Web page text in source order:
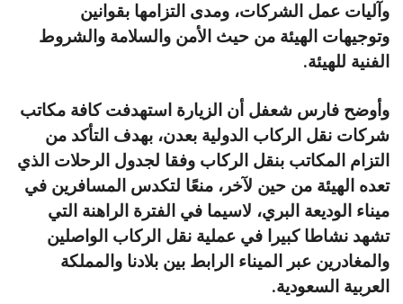
وآليات عمل الشركات، ومدى التزامها بقوانين
وتوجيهات الهيئة من حيث الأمن والسلامة والشروط
الفنية للهيئة.
وأوضح فارس شعفل أن الزيارة استهدفت كافة مكاتب
شركات نقل الركاب الدولية بعدن، بهدف التأكد من
التزام المكاتب بنقل الركاب وفقا لجدول الرحلات الذي
تعده الهيئة من حين لآخر، منعًا لتكدس المسافرين في
ميناء الوديعة البري، لاسيما في الفترة الراهنة التي
تشهد نشاطا كبيرا في عملية نقل الركاب الواصلين
والمغادرين عبر الميناء الرابط بين بلادنا والمملكة
العربية السعودية.